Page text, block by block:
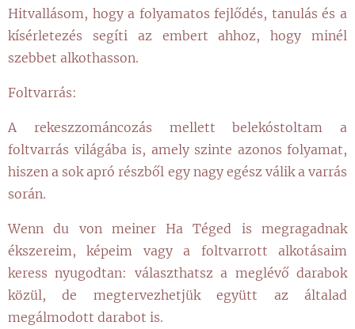
Hitvallásom, hogy a folyamatos fejlődés, tanulás és a
kísérletezés segíti az embert ahhoz, hogy minél
szebbet alkothasson.
Foltvarrás:
A rekeszzománcozás mellett belekóstoltam a
foltvarrás világába is, amely szinte azonos folyamat,
hiszen a sok apró részből egy nagy egész válik a varrás
során.
Wenn du von meiner Ha Téged is megragadnak
ékszereim, képeim vagy a foltvarrott alkotásaim
keress nyugodtan: választhatsz a meglévő darabok
közül, de megtervezhetjük együtt az általad
megálmodott darabot is.